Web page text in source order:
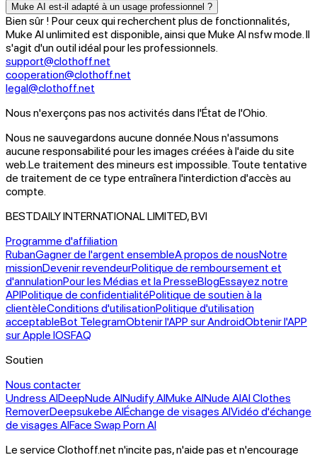
Muke AI est-il adapté à un usage professionnel ?
Bien sûr ! Pour ceux qui recherchent plus de fonctionnalités,
Muke AI unlimited est disponible, ainsi que Muke AI nsfw mode. Il
s'agit d'un outil idéal pour les professionnels.
support@clothoff.net
cooperation@clothoff.net
legal@clothoff.net
Nous n'exerçons pas nos activités dans l'État de l'Ohio.
Nous ne sauvegardons aucune donnée. Nous n'assumons
aucune responsabilité pour les images créées à l'aide du site
web. Le traitement des mineurs est impossible. Toute tentative
de traitement de ce type entraînera l'interdiction d'accès au
compte.
BESTDAILY INTERNATIONAL LIMITED, BVI
Programme d'affiliation
RubanGagner de l'argent ensembleA propos de nousNotre
missionDevenir revendeurPolitique de remboursement et
d'annulationPour les Médias et la PresseBlogEssayez notre
APIPolitique de confidentialitéPolitique de soutien à la
clientèleConditions d'utilisationPolitique d'utilisation
acceptableBot TelegramObtenir l'APP sur AndroidObtenir l'APP
sur Apple IOSFAQ
Soutien
Nous contacter
Undress AIDeepNude AINudify AIMuke AINude AIAI Clothes
RemoverDeepsukebe AIÉchange de visages AIVidéo d'échange
de visages AIFace Swap Porn AI
Le service Clothoff.net n'incite pas, n'aide pas et n'encourage